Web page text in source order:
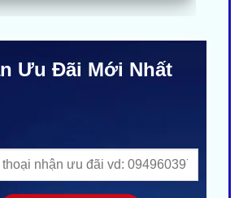
0987 801 029